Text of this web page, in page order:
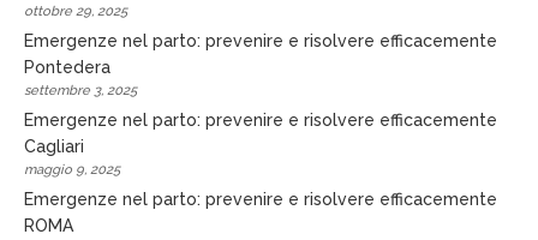
ottobre 29, 2025
Emergenze nel parto: prevenire e risolvere efficacemente
Pontedera
settembre 3, 2025
Emergenze nel parto: prevenire e risolvere efficacemente
Cagliari
maggio 9, 2025
Emergenze nel parto: prevenire e risolvere efficacemente
ROMA